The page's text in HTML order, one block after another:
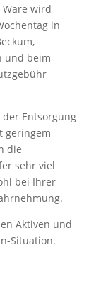
wird
in
und beim
Entsorgung
geringem
die
sehr viel
bei Ihrer
Aktiven und
Situation.